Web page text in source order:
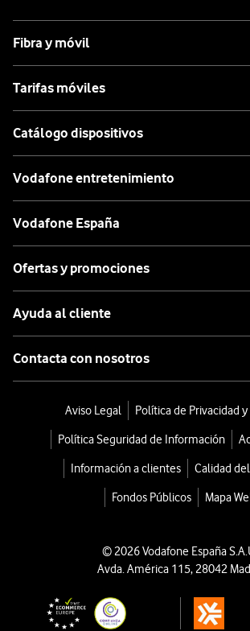
Fibra y móvil
Tarifas móviles
Catálogo dispositivos
Vodafone entretenimiento
Vodafone España
Ofertas y promociones
Ayuda al cliente
Contacta con nosotros
Aviso Legal
Política de Privacidad
Política Seguridad de Información
Información a clientes
Calidad
Fondos Públicos
Mapa
© 2026 Vodafone España
Avda. América 115, 28042